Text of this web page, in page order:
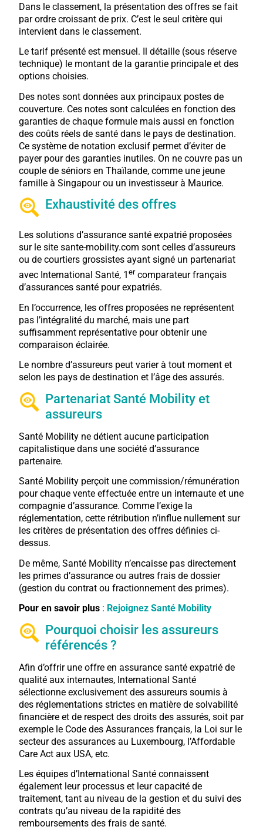
Dans le classement, la présentation des offres se fait
par ordre croissant de prix. C’est le seul critère qui
intervient dans le classement.
Le tarif présenté est mensuel. Il détaille (sous réserve
technique) le montant de la garantie principale et des
options choisies.
Des notes sont données aux principaux postes de
couverture. Ces notes sont calculées en fonction des
garanties de chaque formule mais aussi en fonction
des coûts réels de santé dans le pays de destination.
Ce système de notation exclusif permet d’éviter de
payer pour des garanties inutiles. On ne couvre pas un
couple de séniors en Thaïlande, comme une jeune
famille à Singapour ou un investisseur à Maurice.
Exhaustivité des offres
Les solutions d’assurance santé expatrié proposées
sur le site sante-mobility.com sont celles d’assureurs
ou de courtiers grossistes ayant signé un partenariat
avec International Santé, 1er comparateur français
d’assurances santé pour expatriés.
En l’occurrence, les offres proposées ne représentent
pas l’intégralité du marché, mais une part
suffisamment représentative pour obtenir une
comparaison éclairée.
Le nombre d’assureurs peut varier à tout moment et
selon les pays de destination et l’âge des assurés.
Partenariat Santé Mobility et
assureurs
Santé Mobility ne détient aucune participation
capitalistique dans une société d’assurance
partenaire.
Santé Mobility perçoit une commission/rémunération
pour chaque vente effectuée entre un internaute et une
compagnie d’assurance. Comme l’exige la
réglementation, cette rétribution n’influe nullement sur
les critères de présentation des offres définies ci-
dessus.
De même, Santé Mobility n’encaisse pas directement
les primes d’assurance ou autres frais de dossier
(gestion du contrat ou fractionnement des primes).
Pour en savoir plus : Rejoignez Santé Mobility
Pourquoi choisir les assureurs
référencés ?
Afin d’offrir une offre en assurance santé expatrié de
qualité aux internautes, International Santé
sélectionne exclusivement des assureurs soumis à
des réglementations strictes en matière de solvabilité
financière et de respect des droits des assurés, soit par
exemple le Code des Assurances français, la Loi sur le
secteur des assurances au Luxembourg, l’Affordable
Care Act aux USA, etc.
Les équipes d’International Santé connaissent
également leur processus et leur capacité de
traitement, tant au niveau de la gestion et du suivi des
contrats qu’au niveau de la rapidité des
remboursements des frais de santé.